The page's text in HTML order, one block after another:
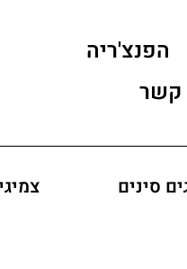
הפנצ'ריה
קשר
סינים